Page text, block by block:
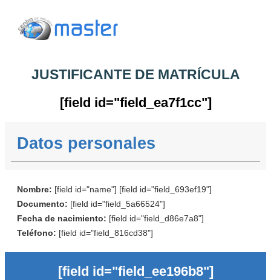
JUSTIFICANTE DE MATRÍCULA
[field id="field_ea7f1cc"]
Datos personales
Nombre: [field id="name"] [field id="field_693ef19"]
Documento: [field id="field_5a66524"]
Fecha de nacimiento: [field id="field_d86e7a8"]
Teléfono: [field id="field_816cd38"]
[field id="field_ee196b8"]